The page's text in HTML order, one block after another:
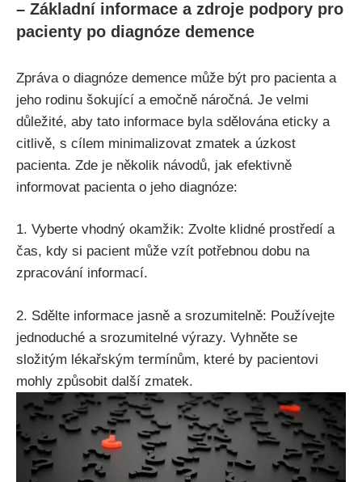
– Základní informace a zdroje podpory pro
pacienty po diagnóze demence
Zpráva o diagnóze demence může být pro pacienta a
jeho rodinu šokující a emočně náročná. Je velmi
důležité, aby tato informace byla sdělována eticky a
citlivě, s cílem minimalizovat zmatek a úzkost
pacienta. Zde je několik návodů, jak efektivně
informovat pacienta o jeho diagnóze:
1. Vyberte vhodný okamžik: Zvolte klidné prostředí a
čas, kdy si pacient může vzít potřebnou dobu na
zpracování informací.
2. Sdělte informace jasně a srozumitelně: Používejte
jednoduché a srozumitelné výrazy. Vyhněte se
složitým lékařským termínům, které by pacientovi
mohly způsobit další zmatek.